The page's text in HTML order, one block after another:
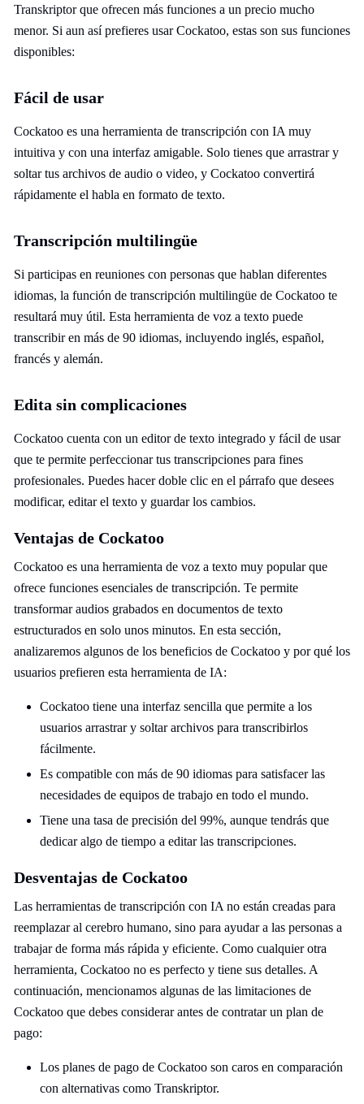
Transkriptor que ofrecen más funciones a un precio mucho
menor. Si aun así prefieres usar Cockatoo, estas son sus funciones
disponibles:
Fácil de usar
Cockatoo es una herramienta de transcripción con IA muy
intuitiva y con una interfaz amigable. Solo tienes que arrastrar y
soltar tus archivos de audio o video, y Cockatoo convertirá
rápidamente el habla en formato de texto.
Transcripción multilingüe
Si participas en reuniones con personas que hablan diferentes
idiomas, la función de transcripción multilingüe de Cockatoo te
resultará muy útil. Esta herramienta de voz a texto puede
transcribir en más de 90 idiomas, incluyendo inglés, español,
francés y alemán.
Edita sin complicaciones
Cockatoo cuenta con un editor de texto integrado y fácil de usar
que te permite perfeccionar tus transcripciones para fines
profesionales. Puedes hacer doble clic en el párrafo que desees
modificar, editar el texto y guardar los cambios.
Ventajas de Cockatoo
Cockatoo es una herramienta de voz a texto muy popular que
ofrece funciones esenciales de transcripción. Te permite
transformar audios grabados en documentos de texto
estructurados en solo unos minutos. En esta sección,
analizaremos algunos de los beneficios de Cockatoo y por qué los
usuarios prefieren esta herramienta de IA:
Cockatoo tiene una interfaz sencilla que permite a los
usuarios arrastrar y soltar archivos para transcribirlos
fácilmente.
Es compatible con más de 90 idiomas para satisfacer las
necesidades de equipos de trabajo en todo el mundo.
Tiene una tasa de precisión del 99%, aunque tendrás que
dedicar algo de tiempo a editar las transcripciones.
Desventajas de Cockatoo
Las herramientas de transcripción con IA no están creadas para
reemplazar al cerebro humano, sino para ayudar a las personas a
trabajar de forma más rápida y eficiente. Como cualquier otra
herramienta, Cockatoo no es perfecto y tiene sus detalles. A
continuación, mencionamos algunas de las limitaciones de
Cockatoo que debes considerar antes de contratar un plan de
pago:
Los planes de pago de Cockatoo son caros en comparación
con alternativas como Transkriptor.